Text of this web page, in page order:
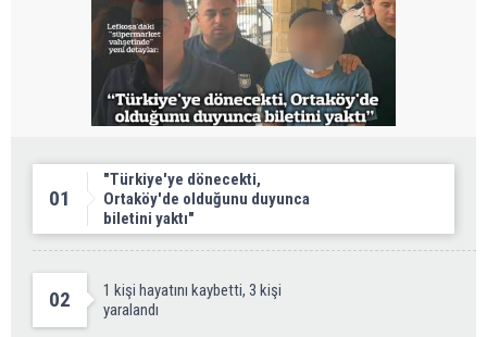
01
"Türkiye'ye dönecekti,
Ortaköy'de olduğunu duyunca
biletini yaktı"
02
1 kişi hayatını kaybetti, 3 kişi
yaralandı